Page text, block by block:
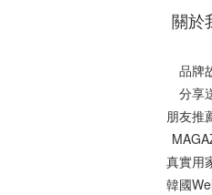
關於
品牌
分享
朋友推
真實用
韓國